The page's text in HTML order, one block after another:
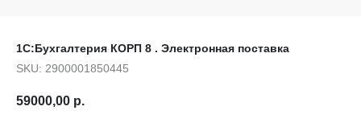
1С:Бухгалтерия КОРП 8 . Электронная поставка
SKU: 2900001850445
59000,00 р.